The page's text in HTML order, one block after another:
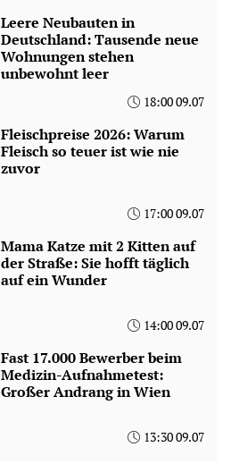
Leere Neubauten in
Deutschland: Tausende neue
Wohnungen stehen
unbewohnt leer
18:00 09.07
Fleischpreise 2026: Warum
Fleisch so teuer ist wie nie
zuvor
17:00 09.07
Mama Katze mit 2 Kitten auf
der Straße: Sie hofft täglich
auf ein Wunder
14:00 09.07
Fast 17.000 Bewerber beim
Medizin-Aufnahmetest:
Großer Andrang in Wien
13:30 09.07